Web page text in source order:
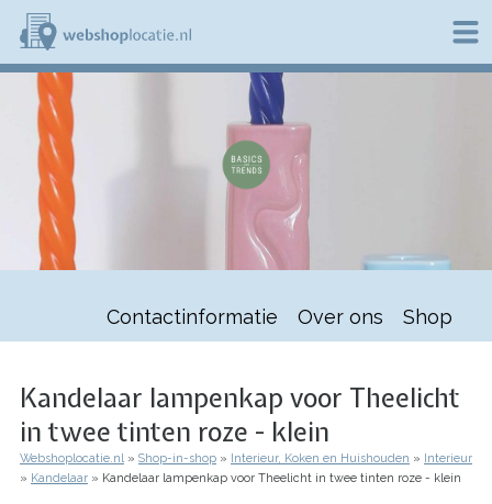
Overslaan
naar
de
inhoud
Contactinformatie Over ons Shop
Kandelaar lampenkap voor Theelicht
in twee tinten roze - klein
Kruimelpad
Webshoplocatie.nl Shop-in-shop Interieur, Koken en Huishouden
Interieur
Kandelaar
Kandelaar lampenkap voor Theelicht in twee tinten roze - klein